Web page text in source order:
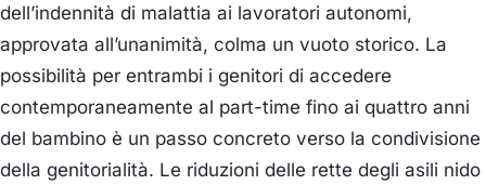
dell’indennità di malattia ai lavoratori autonomi,
approvata all’unanimità, colma un vuoto storico. La
possibilità per entrambi i genitori di accedere
contemporaneamente al part-time fino ai quattro anni
del bambino è un passo concreto verso la condivisione
della genitorialità. Le riduzioni delle rette degli asili nido